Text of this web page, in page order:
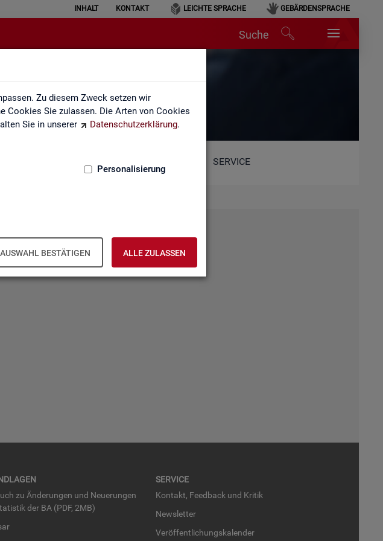
Zu diesem Zweck setzen wir
Cookies Sie zulassen. Die Arten von Cookies
Sie in unserer
Datenschutzerklärung.
Personalisierung
AUSWAHL BESTÄTIGEN ALLE ZULASSEN
INHALT KONTAKT LEICHTE SPRACHE GEBÄRDENSPRACHE
Suche
SERVICE
zu Än­de­run­gen und Neue­run­gen
der BA (PDF, 2MB)
SER­VICE
Kon­takt, Feed­back und Kri­tik
News­let­ter
Ver­öf­fent­li­chungs­ka­len­der